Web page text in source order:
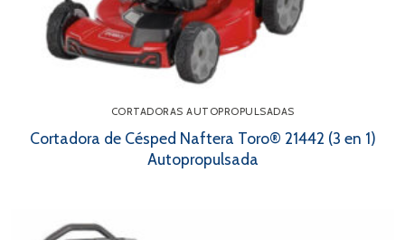
CORTADORAS AUTOPROPULSADAS
Cortadora de Césped Naftera Toro® 21442 (3 en 1)
Autopropulsada